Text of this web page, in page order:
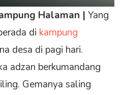
Halaman | Yang
di kampung
desa di pagi hari.
adzan berkumandang
Gemanya saling